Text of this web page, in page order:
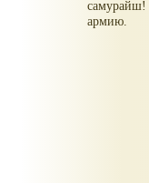
самурайш!
армию.